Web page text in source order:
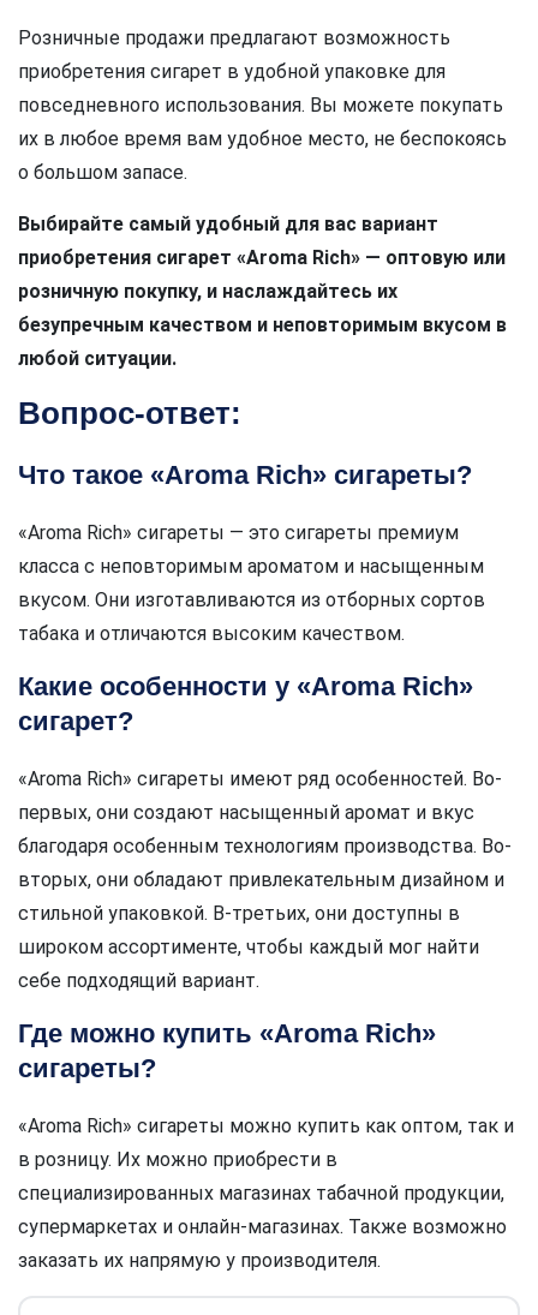
Розничные продажи предлагают возможность
приобретения сигарет в удобной упаковке для
повседневного использования. Вы можете покупать
их в любое время вам удобное место, не беспокоясь
о большом запасе.
Выбирайте самый удобный для вас вариант
приобретения сигарет «Aroma Rich» — оптовую или
розничную покупку, и наслаждайтесь их
безупречным качеством и неповторимым вкусом в
любой ситуации.
Вопрос-ответ:
Что такое «Aroma Rich» сигареты?
«Aroma Rich» сигареты — это сигареты премиум
класса с неповторимым ароматом и насыщенным
вкусом. Они изготавливаются из отборных сортов
табака и отличаются высоким качеством.
Какие особенности у «Aroma Rich»
сигарет?
«Aroma Rich» сигареты имеют ряд особенностей. Во-
первых, они создают насыщенный аромат и вкус
благодаря особенным технологиям производства. Во-
вторых, они обладают привлекательным дизайном и
стильной упаковкой. В-третьих, они доступны в
широком ассортименте, чтобы каждый мог найти
себе подходящий вариант.
Где можно купить «Aroma Rich»
сигареты?
«Aroma Rich» сигареты можно купить как оптом, так и
в розницу. Их можно приобрести в
специализированных магазинах табачной продукции,
супермаркетах и онлайн-магазинах. Также возможно
заказать их напрямую у производителя.